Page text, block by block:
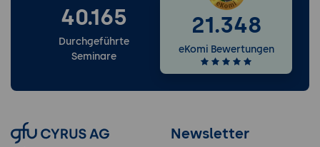
40.165
Durchgeführte
Seminare
21.348
eKomi Bewertungen
Newsletter